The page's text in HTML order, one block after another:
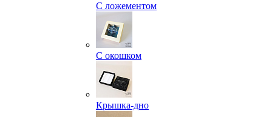
С ложементом
С окошком
Крышка-дно